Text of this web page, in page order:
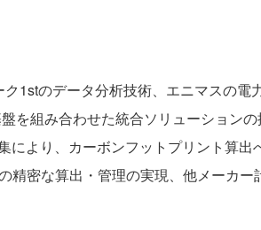
1stのデータ分析技術、エニマスの電
を組み合わせた統合ソリューションの
により、カーボンフットプリント算出
精密な算出・管理の実現、他メーカー